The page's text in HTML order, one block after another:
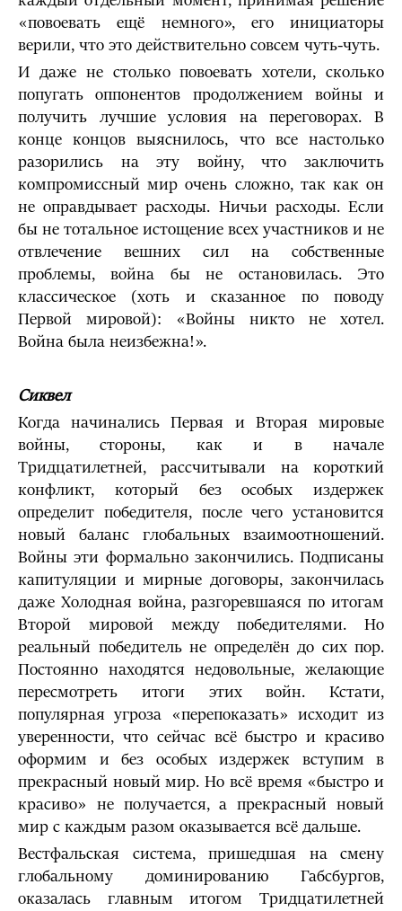
«повоевать ещё немного», его инициаторы
верили, что это действительно совсем чуть-чуть.
И даже не столько повоевать хотели, сколько
попугать оппонентов продолжением войны и
получить лучшие условия на переговорах. В
конце концов выяснилось, что все настолько
разорились на эту войну, что заключить
компромиссный мир очень сложно, так как он
не оправдывает расходы. Ничьи расходы. Если
бы не тотальное истощение всех участников и не
отвлечение вешних сил на собственные
проблемы, война бы не остановилась. Это
классическое (хоть и сказанное по поводу
Первой мировой): «Войны никто не хотел.
Война была неизбежна!».
Сиквел
Когда начинались Первая и Вторая мировые
войны, стороны, как и в начале
Тридцатилетней, рассчитывали на короткий
конфликт, который без особых издержек
определит победителя, после чего установится
новый баланс глобальных взаимоотношений.
Войны эти формально закончились. Подписаны
капитуляции и мирные договоры, закончилась
даже Холодная война, разгоревшаяся по итогам
Второй мировой между победителями. Но
реальный победитель не определён до сих пор.
Постоянно находятся недовольные, желающие
пересмотреть итоги этих войн. Кстати,
популярная угроза «перепоказать» исходит из
уверенности, что сейчас всё быстро и красиво
оформим и без особых издержек вступим в
прекрасный новый мир. Но всё время «быстро и
красиво» не получается, а прекрасный новый
мир с каждым разом оказывается всё дальше.
Вестфальская система, пришедшая на смену
глобальному доминированию Габсбургов,
оказалась главным итогом Тридцатилетней